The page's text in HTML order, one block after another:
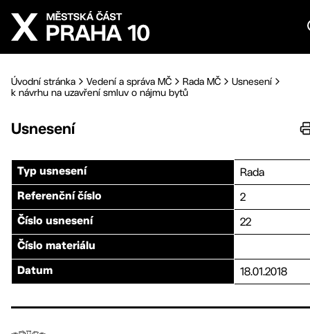
Přejít na hlavní obsah
Úvodní stránka Vedení a správa MČ Rada MČ
Usnesení
k návrhu na uzavření smluv o nájmu bytů
Usnesení
Typ usnesení Rada
Referenční číslo 2
Číslo usnesení 22
Číslo materiálu
Datum 18.01.2018